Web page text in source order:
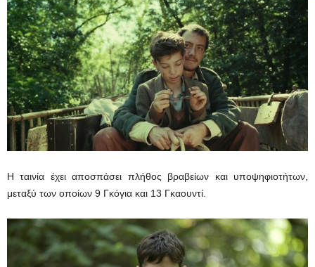
Η ταινία έχει αποσπάσει πλήθος βραβείων και υποψηφιοτήτων,
μεταξύ των οποίων 9 Γκόγια και 13 Γκαουντί.